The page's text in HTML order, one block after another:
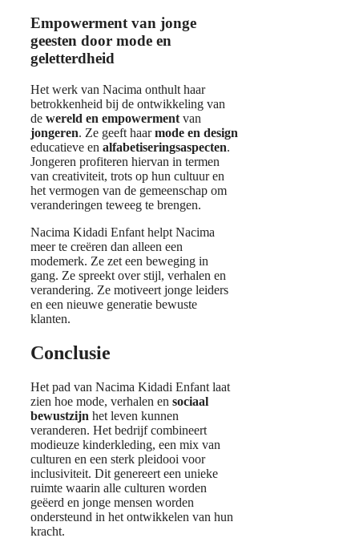
Empowerment van jonge
geesten door mode en
geletterdheid
Het werk van Nacima onthult haar
betrokkenheid bij de ontwikkeling van
de wereld en empowerment van
jongeren. Ze geeft haarmode en design
educatieve en alfabetiseringsaspecten.
Jongeren profiteren hiervan in termen
van creativiteit, trots op hun cultuur en
het vermogen van de gemeenschap om
veranderingen teweeg te brengen.
Nacima Kidadi Enfant helpt Nacima
meer te creëren dan alleen een
modemerk. Ze zet een beweging in
gang. Ze spreekt over stijl, verhalen en
verandering. Ze motiveert jonge leiders
en een nieuwe generatie bewuste
klanten.
Conclusie
Het pad van Nacima Kidadi Enfant laat
zien hoe mode, verhalen en sociaal
bewustzijn het leven kunnen
veranderen. Het bedrijf combineert
modieuze kinderkleding, een mix van
culturen en een sterk pleidooi voor
inclusiviteit. Dit genereert een unieke
ruimte waarin alle culturen worden
geëerd en jonge mensen worden
ondersteund in het ontwikkelen van hun
kracht.